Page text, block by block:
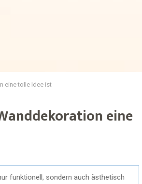
eine tolle Idee ist
eine
funktionell, sondern auch ästhetisch